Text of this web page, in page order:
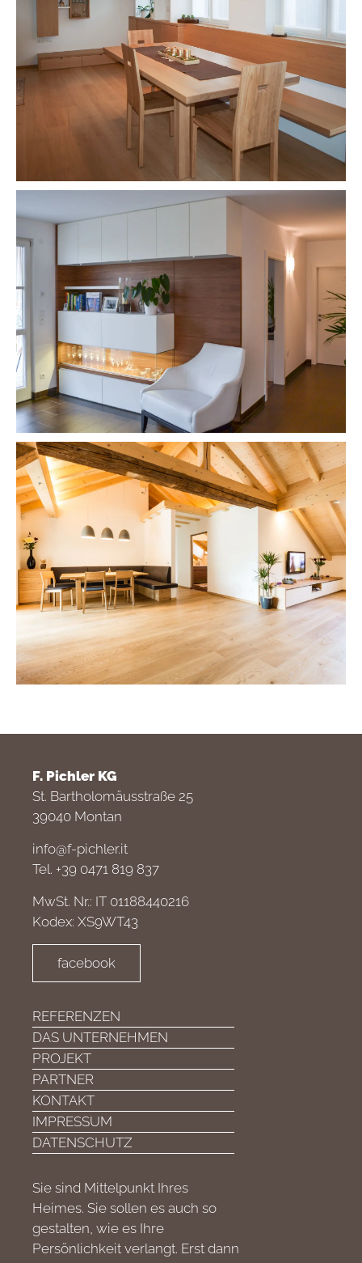
F. Pichler KG
St. Bartholomäusstraße 25
39040 Montan
info@f-pichler.it
Tel. +39 0471 819 837
MwSt. Nr.: IT 01188440216
Kodex: XS9WT43
facebook
REFERENZEN
DAS UNTERNEHMEN
PROJEKT
PARTNER
KONTAKT
IMPRESSUM
DATENSCHUTZ
Sie sind Mittelpunkt Ihres
Heimes. Sie sollen es auch so
gestalten, wie es Ihre
Persönlichkeit verlangt. Erst dann